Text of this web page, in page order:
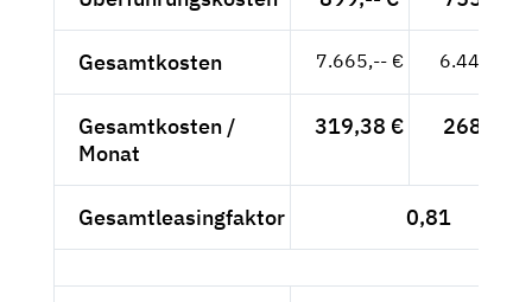
Gesamtkosten 7.665,-- € 6.441,18
Gesamtkosten /
Monat
319,38 € 268,38 €
Gesamtleasingfaktor 0,81